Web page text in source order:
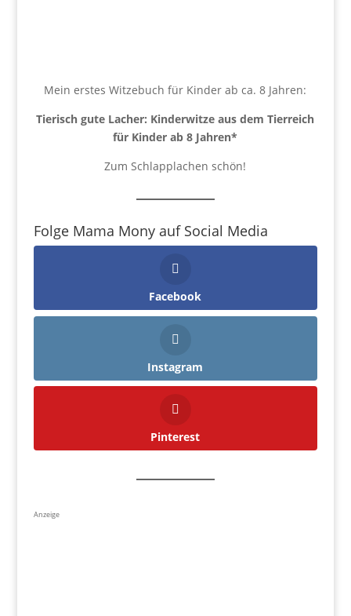
Mein erstes Witzebuch für Kinder ab ca. 8 Jahren:
Tierisch gute Lacher: Kinderwitze aus dem Tierreich
für Kinder ab 8 Jahren*
Zum Schlapplachen schön!
Folge Mama Mony auf Social Media
Facebook
Instagram
Pinterest
Anzeige